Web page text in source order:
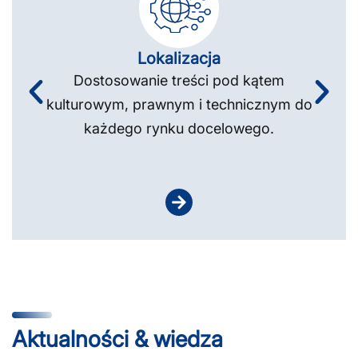
Lokalizacja
Dostosowanie treści pod kątem
kulturowym, prawnym i technicznym do
każdego rynku docelowego.
Aktualności & wiedza